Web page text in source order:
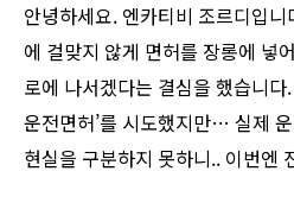
안녕하세요. 엔카티비 조르디입
에 걸맞지 않게 면허를 장롱에 넣
로에 나서겠다는 결심을 했습니다
운전면허’를 시도했지만… 실제
현실을 구분하지 못하니.. 이번엔